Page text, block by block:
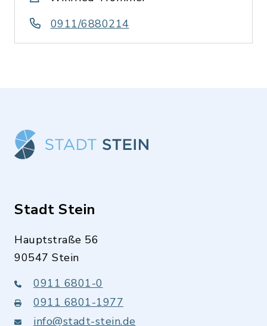
0911/6880214
Stadt Stein
Hauptstraße 56
90547 Stein
0911 6801-0
0911 6801-1977
info@stadt-stein.de